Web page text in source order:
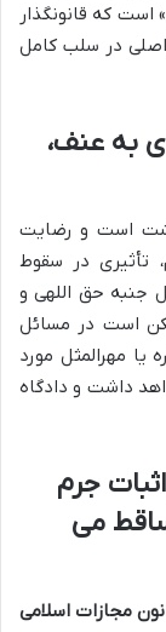
است که قانونگذار
در سلب کامل
به عنف،
است و رضایت
تأثیری در سقوط
جنبه حق اللهی و
است در مسائل
یا مهرالمثل مورد
داشت و دادگاه
جرم
ساقط می